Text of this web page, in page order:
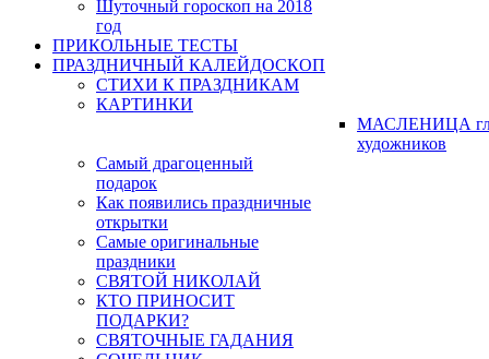
Шуточный гороскоп на 2018
год
ПРИКОЛЬНЫЕ ТЕСТЫ
ПРАЗДНИЧНЫЙ КАЛЕЙДОСКОП
СТИХИ К ПРАЗДНИКАМ
КАРТИНКИ
МАСЛЕНИЦА
художников
Самый драгоценный
подарок
Как появились праздничные
открытки
Самые оригинальные
праздники
СВЯТОЙ НИКОЛАЙ
КТО ПРИНОСИТ
ПОДАРКИ?
СВЯТОЧНЫЕ ГАДАНИЯ